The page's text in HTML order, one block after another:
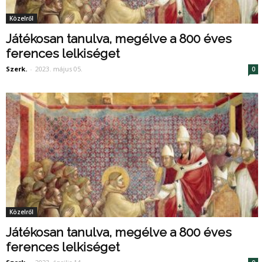
Közelről
Játékosan tanulva, megélve a 800 éves
ferences lelkiséget
Szerk. - 2023. május 05. 0
Közelről
Játékosan tanulva, megélve a 800 éves
ferences lelkiséget